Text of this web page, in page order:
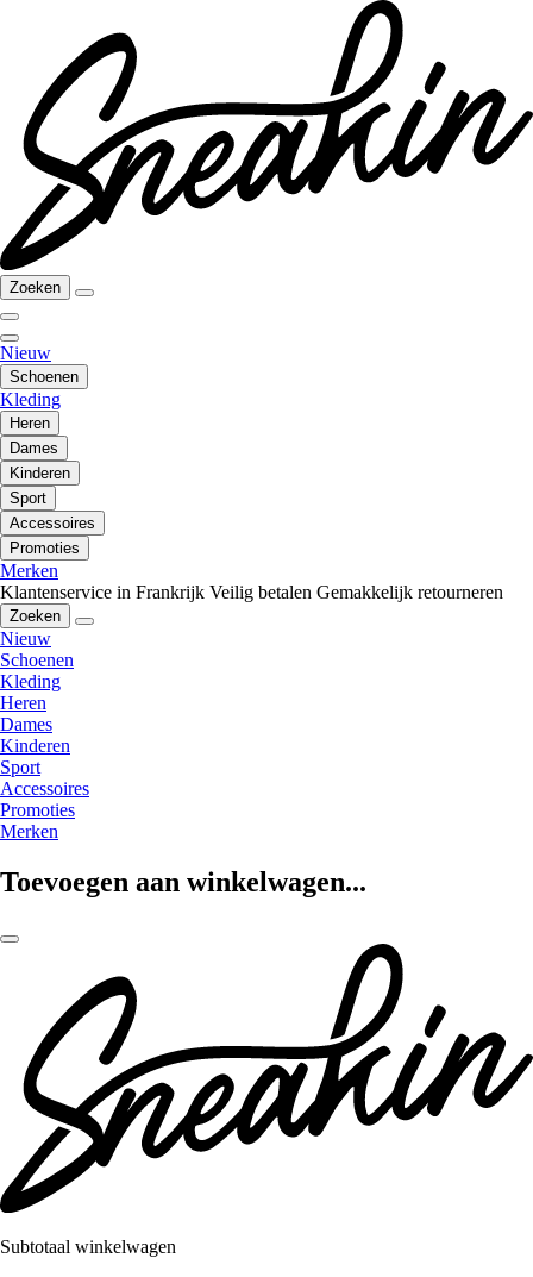
Zoeken
Nieuw
Schoenen
Kleding
Heren
Dames
Kinderen
Sport
Accessoires
Promoties
Merken
Klantenservice in Frankrijk Veilig betalen Gemakkelijk retourneren
Zoeken
Nieuw
Schoenen
Kleding
Heren
Dames
Kinderen
Sport
Accessoires
Promoties
Merken
Toevoegen aan winkelwagen...
Subtotaal winkelwagen